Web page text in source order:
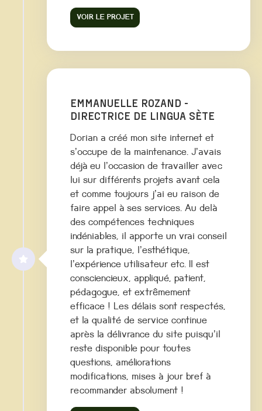
VOIR LE PROJET
EMMANUELLE ROZAND -
DIRECTRICE DE LINGUA SÈTE
Dorian a créé mon site internet et
s’occupe de la maintenance. J’avais
déjà eu l’occasion de travailler avec
lui sur différents projets avant cela
et comme toujours j’ai eu raison de
faire appel à ses services. Au delà
des compétences techniques
indéniables, il apporte un vrai conseil
sur la pratique, l’esthétique,
l’expérience utilisateur etc. Il est
consciencieux, appliqué, patient,
pédagogue, et extrêmement
efficace ! Les délais sont respectés,
et la qualité de service continue
après la délivrance du site puisqu’il
reste disponible pour toutes
questions, améliorations
modifications, mises à jour bref à
recommander absolument !